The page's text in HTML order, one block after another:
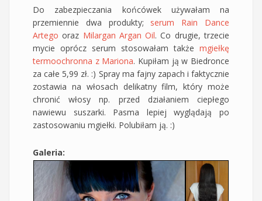
Do zabezpieczania końcówek używałam na
przemiennie dwa produkty; serum Rain Dance
Artego oraz Milargan Argan Oil. Co drugie, trzecie
mycie oprócz serum stosowałam także mgiełkę
termoochronna z Mariona. Kupiłam ją w Biedronce
za całe 5,99 zł. :) Spray ma fajny zapach i faktycznie
zostawia na włosach delikatny film, który może
chronić włosy np. przed działaniem ciepłego
nawiewu suszarki. Pasma lepiej wyglądają po
zastosowaniu mgiełki. Polubiłam ją. :)
Galeria: